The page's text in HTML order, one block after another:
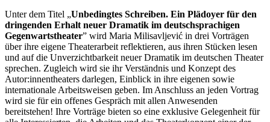
Unter dem Titel „Unbedingtes Schreiben. Ein Plädoyer für den
dringenden Erhalt neuer Dramatik im deutschsprachigen
Gegenwartstheater” wird Maria Milisavljević in drei Vorträgen
über ihre eigene Theaterarbeit reflektieren, aus ihren Stücken lesen
und auf die Unverzichtbarkeit neuer Dramatik im deutschen Theater
sprechen. Zugleich wird sie ihr Verständnis und Konzept des
Autor:innentheaters darlegen, Einblick in ihre eigenen sowie
internationale Arbeitsweisen geben. Im Anschluss an jeden Vortrag
wird sie für ein offenes Gespräch mit allen Anwesenden
bereitstehen! Ihre Vorträge bieten so eine exklusive Gelegenheit für